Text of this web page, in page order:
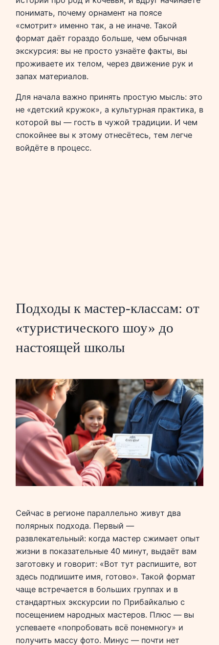
понимать, почему орнамент на поясе
«смотрит» именно так, а не иначе. Такой
формат даёт гораздо больше, чем обычная
экскурсия: вы не просто узнаёте факты, вы
проживаете их телом, через движение рук и
запах материалов.
Для начала важно принять простую мысль: это
не «детский кружок», а культурная практика, в
которой вы — гость в чужой традиции. И чем
спокойнее вы к этому отнесётесь, тем легче
войдёте в процесс.
Подходы к мастер-классам: от
«туристического шоу» до
настоящей школы
Сейчас в регионе параллельно живут два
полярных подхода. Первый —
развлекательный: когда мастер сжимает опыт
жизни в показательные 40 минут, выдаёт вам
заготовку и говорит: «Вот тут распишите, вот
здесь подпишите имя, готово». Такой формат
чаще встречается в больших группах и в
стандартных экскурсии по Прибайкалью с
посещением народных мастеров. Плюс — вы
успеваете «попробовать всё понемногу» и
получить массу фото. Минус — почти нет